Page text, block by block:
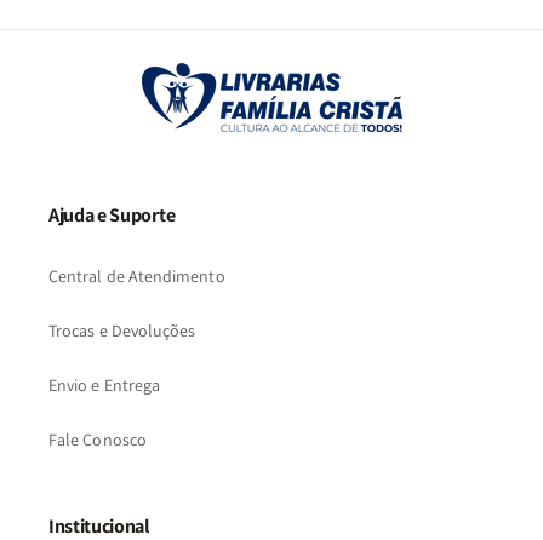
Ajuda e Suporte
Central de Atendimento
Trocas e Devoluções
Envio e Entrega
Fale Conosco
Institucional